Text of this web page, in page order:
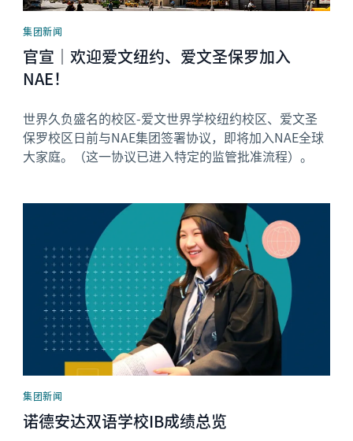
集团新闻
官宣｜欢迎爱文纽约、爱文圣保罗加入
NAE！
世界久负盛名的校区-爱文世界学校纽约校区、爱文圣
保罗校区日前与NAE集团签署协议，即将加入NAE全球
大家庭。（这一协议已进入特定的监管批准流程）。
集团新闻
诺德安达双语学校IB成绩总览